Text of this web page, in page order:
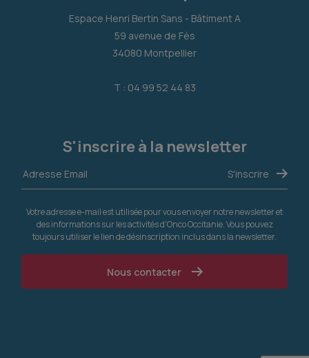
Espace Henri Bertin Sans - Bâtiment A
59 avenue de Fès
34080 Montpellier
T : 04 99 52 44 83
S'inscrire à la newsletter
Votre adresse e-mail est utilisée pour vous envoyer notre newsletter et
des informations sur les activités d'Onco Occitanie. Vous pouvez
toujours utiliser le lien de désinscription inclus dans la newsletter.
Nous contacter